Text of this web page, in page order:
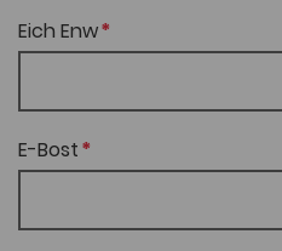
Eich Enw
E-Bost